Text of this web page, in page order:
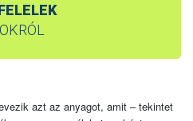
azt az anyagot, amit – tekintet